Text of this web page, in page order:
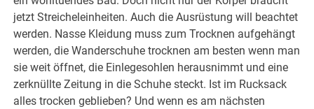
jetzt Streicheleinheiten. Auch die Ausrüstung will beachtet
werden. Nasse Kleidung muss zum Trocknen aufgehängt
werden, die Wanderschuhe trocknen am besten wenn man
sie weit öffnet, die Einlegesohlen herausnimmt und eine
zerknüllte Zeitung in die Schuhe steckt. Ist im Rucksack
alles trocken geblieben? Und wenn es am nächsten